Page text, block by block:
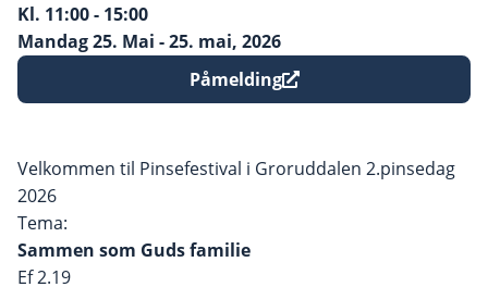
Kl. 11:00- 15:00
Mandag 25. Mai - 25. mai, 2026
Påmelding
Velkommen til Pinsefestival i Groruddalen 2.pinsedag
2026
Tema:
Sammen som Guds familie
Ef 2.19